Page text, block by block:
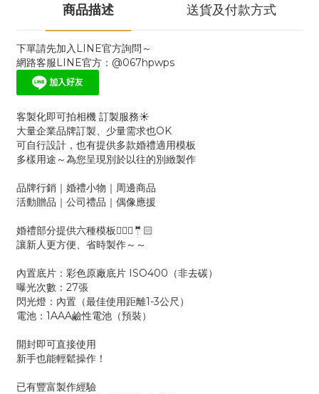
商品描述 送貨及付款方式
下單請先加入LINE官方詢問～
網路客服LINE官方：@067hpwps
客製化即可拍相機 訂製服務☀
大量企業品牌訂製、少量需求也OK
可自行設計，也有提供多款婚禮適用模板
多樣用途～為您呈現別於以往的別緻製作
品牌行銷｜婚禮小物｜周邊商品
活動贈品｜公司禮品｜偶像應援
婚禮部分提供六種模板👰🏻‍♀️🤵🏻
讓新人更方便、省時製作～～
內置底片：彩色原廠底片 ISO400（非去碳）
曝光次數：27張
閃光燈：內置（最佳使用距離1-3公尺）
電池：1AAA鹼性電池（預裝）
開封即可直接使用
新手也能輕鬆操作！
已有豐富製作經驗